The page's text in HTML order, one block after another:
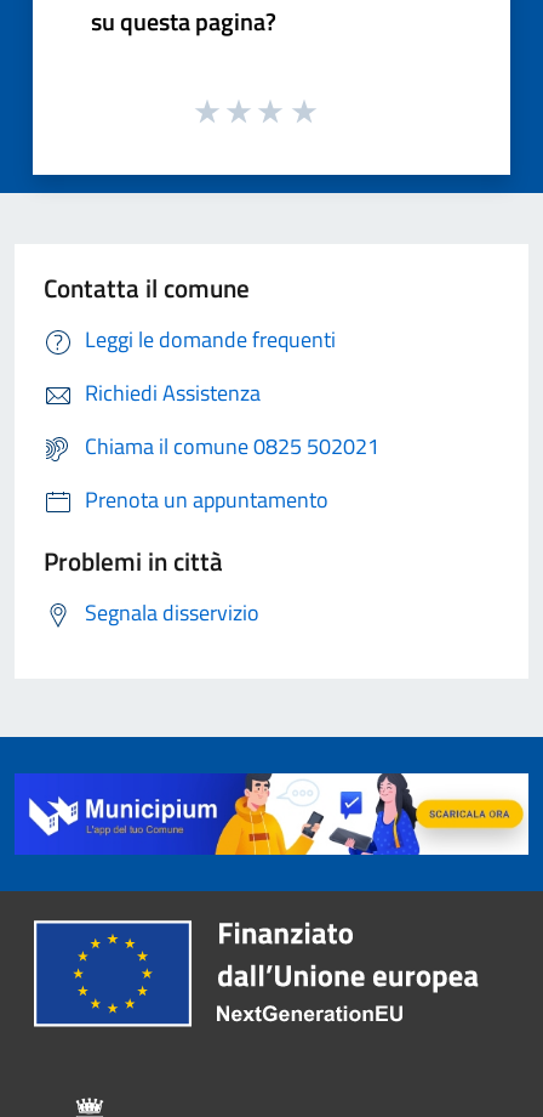
su questa pagina?
Contatta il comune
Leggi le domande frequenti
Richiedi Assistenza
Chiama il comune 0825 502021
Prenota un appuntamento
Problemi in città
Segnala disservizio